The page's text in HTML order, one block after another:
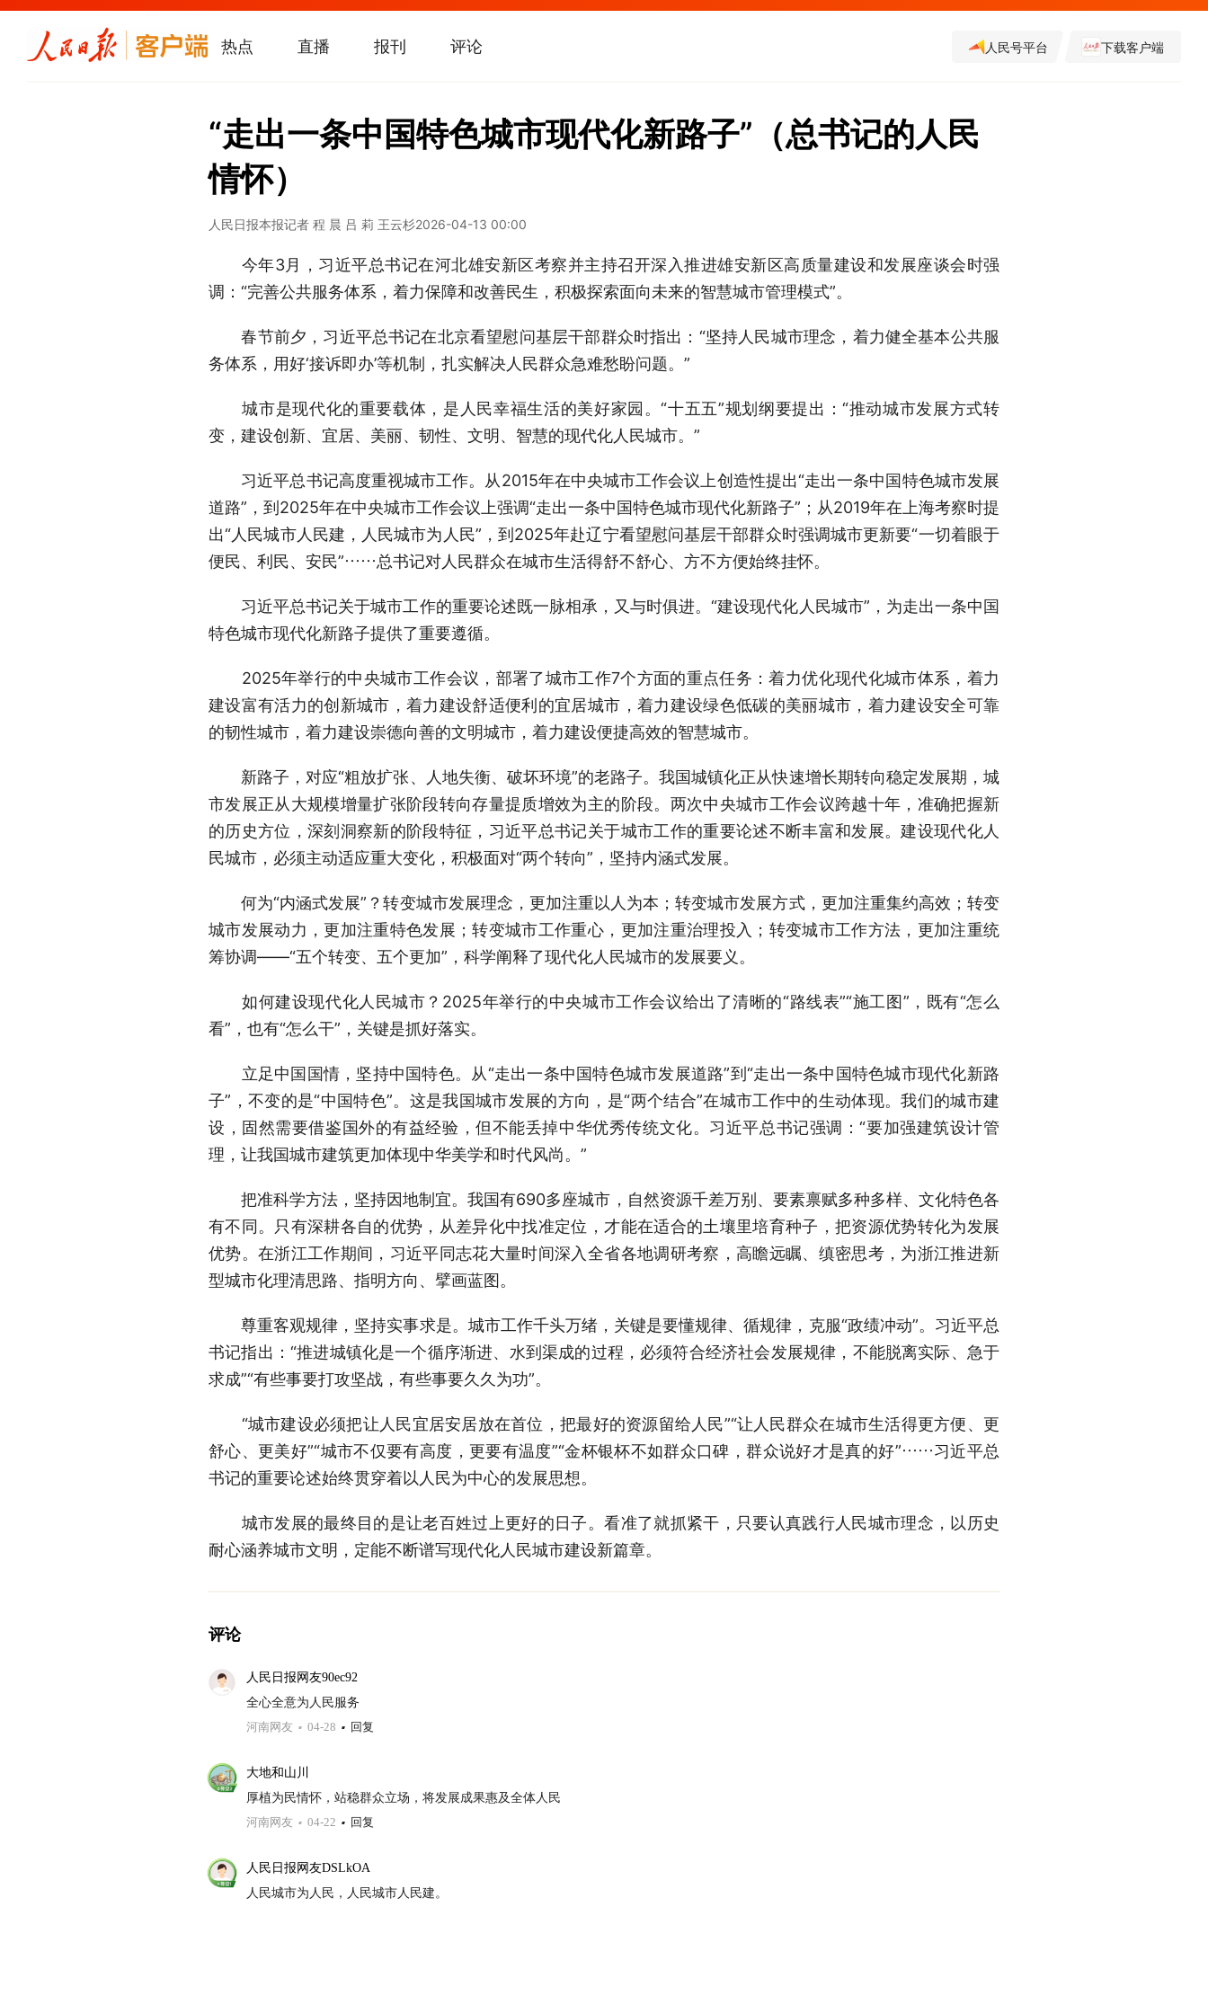
热点 直播 报刊 评论 人民号平台 下载客户端
“走出一条中国特色城市现代化新路子”（总书记的人民
情怀）
人民日报本报记者 程 晨 吕 莉 王云杉2026-04-13 00:00
今年3月，习近平总书记在河北雄安新区考察并主持召开深入推进雄安新区高质量建设和发展座谈会时强
调：“完善公共服务体系，着力保障和改善民生，积极探索面向未来的智慧城市管理模式”。
春节前夕，习近平总书记在北京看望慰问基层干部群众时指出：“坚持人民城市理念，着力健全基本公共服
务体系，用好‘接诉即办’等机制，扎实解决人民群众急难愁盼问题。”
城市是现代化的重要载体，是人民幸福生活的美好家园。“十五五”规划纲要提出：“推动城市发展方式转
变，建设创新、宜居、美丽、韧性、文明、智慧的现代化人民城市。”
习近平总书记高度重视城市工作。从2015年在中央城市工作会议上创造性提出“走出一条中国特色城市发展
道路”，到2025年在中央城市工作会议上强调“走出一条中国特色城市现代化新路子”；从2019年在上海考察时提
出“人民城市人民建，人民城市为人民”，到2025年赴辽宁看望慰问基层干部群众时强调城市更新要“一切着眼于
便民、利民、安民”……总书记对人民群众在城市生活得舒不舒心、方不方便始终挂怀。
习近平总书记关于城市工作的重要论述既一脉相承，又与时俱进。“建设现代化人民城市”，为走出一条中国
特色城市现代化新路子提供了重要遵循。
2025年举行的中央城市工作会议，部署了城市工作7个方面的重点任务：着力优化现代化城市体系，着力
建设富有活力的创新城市，着力建设舒适便利的宜居城市，着力建设绿色低碳的美丽城市，着力建设安全可靠
的韧性城市，着力建设崇德向善的文明城市，着力建设便捷高效的智慧城市。
新路子，对应“粗放扩张、人地失衡、破坏环境”的老路子。我国城镇化正从快速增长期转向稳定发展期，城
市发展正从大规模增量扩张阶段转向存量提质增效为主的阶段。两次中央城市工作会议跨越十年，准确把握新
的历史方位，深刻洞察新的阶段特征，习近平总书记关于城市工作的重要论述不断丰富和发展。建设现代化人
民城市，必须主动适应重大变化，积极面对“两个转向”，坚持内涵式发展。
何为“内涵式发展”？转变城市发展理念，更加注重以人为本；转变城市发展方式，更加注重集约高效；转变
城市发展动力，更加注重特色发展；转变城市工作重心，更加注重治理投入；转变城市工作方法，更加注重统
筹协调——“五个转变、五个更加”，科学阐释了现代化人民城市的发展要义。
如何建设现代化人民城市？2025年举行的中央城市工作会议给出了清晰的“路线表”“施工图”，既有“怎么
看”，也有“怎么干”，关键是抓好落实。
立足中国国情，坚持中国特色。从“走出一条中国特色城市发展道路”到“走出一条中国特色城市现代化新路
子”，不变的是“中国特色”。这是我国城市发展的方向，是“两个结合”在城市工作中的生动体现。我们的城市建
设，固然需要借鉴国外的有益经验，但不能丢掉中华优秀传统文化。习近平总书记强调：“要加强建筑设计管
理，让我国城市建筑更加体现中华美学和时代风尚。”
把准科学方法，坚持因地制宜。我国有690多座城市，自然资源千差万别、要素禀赋多种多样、文化特色各
有不同。只有深耕各自的优势，从差异化中找准定位，才能在适合的土壤里培育种子，把资源优势转化为发展
优势。在浙江工作期间，习近平同志花大量时间深入全省各地调研考察，高瞻远瞩、缜密思考，为浙江推进新
型城市化理清思路、指明方向、擘画蓝图。
尊重客观规律，坚持实事求是。城市工作千头万绪，关键是要懂规律、循规律，克服“政绩冲动”。习近平总
书记指出：“推进城镇化是一个循序渐进、水到渠成的过程，必须符合经济社会发展规律，不能脱离实际、急于
求成”“有些事要打攻坚战，有些事要久久为功”。
“城市建设必须把让人民宜居安居放在首位，把最好的资源留给人民”“让人民群众在城市生活得更方便、更
舒心、更美好”“城市不仅要有高度，更要有温度”“金杯银杯不如群众口碑，群众说好才是真的好”……习近平总
书记的重要论述始终贯穿着以人民为中心的发展思想。
城市发展的最终目的是让老百姓过上更好的日子。看准了就抓紧干，只要认真践行人民城市理念，以历史
耐心涵养城市文明，定能不断谱写现代化人民城市建设新篇章。
评论
人民日报网友90ec92
全心全意为人民服务
河南网友
04-28 回复
大地和山川
厚植为民情怀，站稳群众立场，将发展成果惠及全体人民
河南网友
04-22 回复
人民日报网友DSLkOA
人民城市为人民，人民城市人民建。